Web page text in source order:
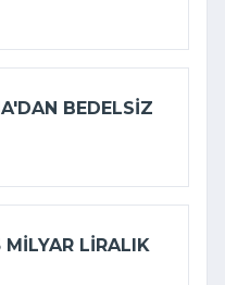
BEDELSIZ
MILYAR LIRALIK